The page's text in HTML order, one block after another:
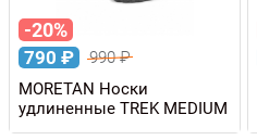
-20%
790 ₽ 990₽
MORETAN Носки
удлиненные TREK MEDIUM